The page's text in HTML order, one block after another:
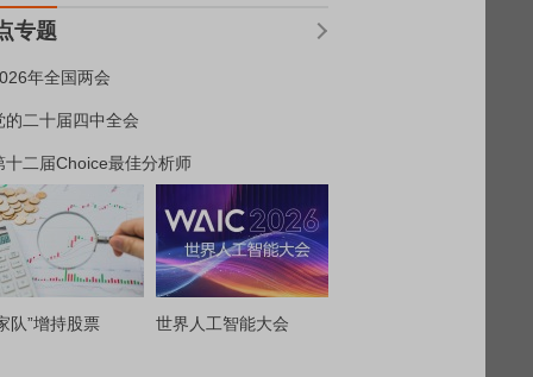
专题
年全国两会
的二十届四中全会
十二届Choice最佳分析师
队”增持股票 世界人工智能大会